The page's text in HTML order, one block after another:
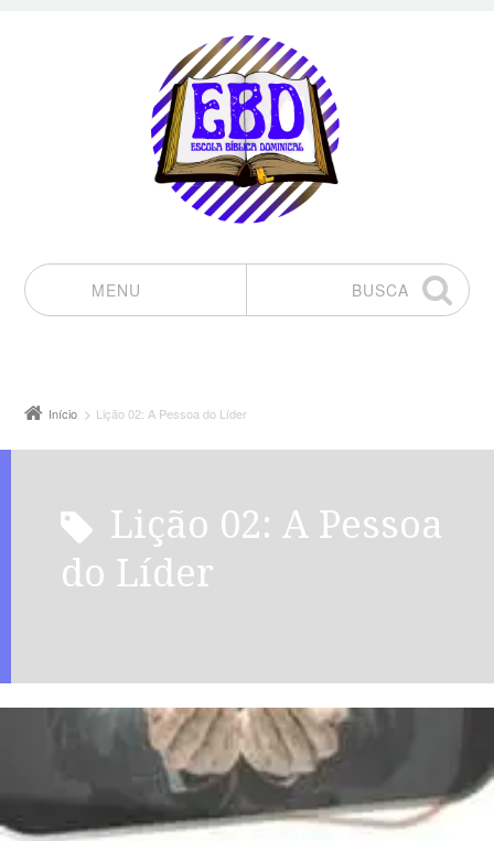
MENU
BUSCA
Início Lição 02: A Pessoa do Líder
Lição 02: A Pessoa
do Líder